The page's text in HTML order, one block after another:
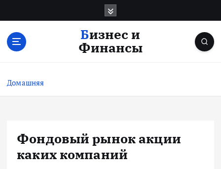
с
Бизнес и
Финансы
Домашняя
Фондовый рынок акции
каких компаний